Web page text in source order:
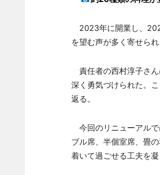
2023年に開業し、
を望む声が多く寄せら
責任者の西村淳子さん
深く勇気づけられた。
返る。
今回のリニューアルで
ブル席、半個室席、畳
着いて過ごせる工夫を凝